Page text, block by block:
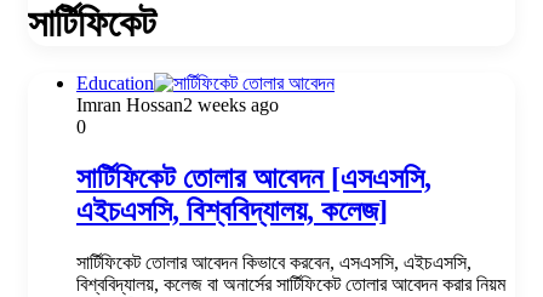
সার্টিফিকেট
Education
Imran Hossan2 weeks ago
0
সার্টিফিকেট তোলার আবেদন [এসএসসি,
এইচএসসি, বিশ্ববিদ্যালয়, কলেজ]
সার্টিফিকেট তোলার আবেদন কিভাবে করবেন, এসএসসি, এইচএসসি,
বিশ্ববিদ্যালয়, কলেজ বা অনার্সের সার্টিফিকেট তোলার আবেদন করার নিয়ম